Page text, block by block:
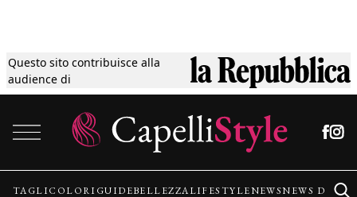
Questo sito contribuisce alla
audience di
Tagli
Colori
Guide
TAGLICOLORI GUIDEBELLEZZALIFESTYLENEWSNEWS